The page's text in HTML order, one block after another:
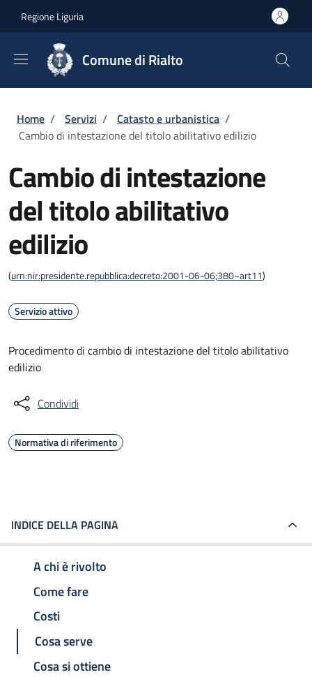
Regione Liguria
Comune di Rialto
Briciole di pane
Home / Servizi / Catasto e urbanistica /
Cambio di intestazione del titolo abilitativo edilizio
Cambio di intestazione
del titolo abilitativo
edilizio
(urn:nir:presidente.repubblica:decreto:2001-06-06;380~art11)
Servizio attivo
Procedimento di cambio di intestazione del titolo abilitativo
edilizio
Condividi
Normativa di riferimento
INDICE DELLA PAGINA
A chi è rivolto
Come fare
Costi
Cosa serve
Cosa si ottiene